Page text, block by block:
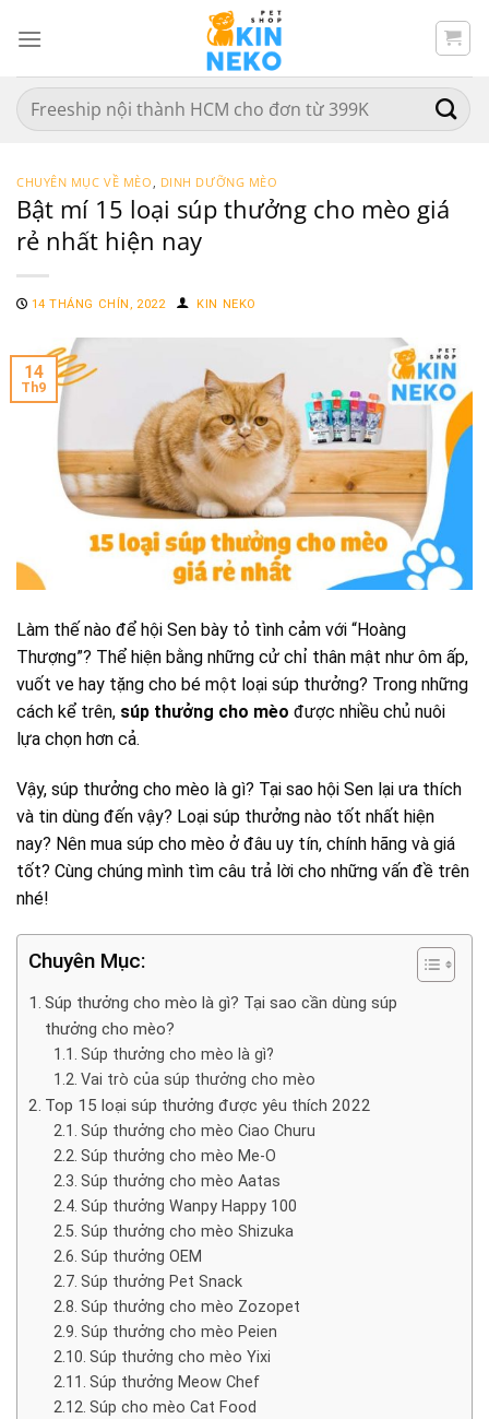
đến
dung
Search
for:
CHUYÊN MỤC VỀ MÈO DINH DƯỠNG MÈO
Bật mí 15 loại súp thưởng cho mèo giá
rẻ nhất hiện nay
14 THÁNG CHÍN, 2022 KIN NEKO
14
Th9
Làm thế nào để hội Sen bày tỏ tình cảm với “Hoàng
Thượng”? Thể hiện bằng những cử chỉ thân mật như ôm ấp,
vuốt ve hay tặng cho bé một loại súp thưởng? Trong những
cách kể trên, súp thưởng cho mèo được nhiều chủ nuôi
lựa chọn hơn cả.
Vậy, súp thưởng cho mèo là gì? Tại sao hội Sen lại ưa thích
và tin dùng đến vậy? Loại súp thưởng nào tốt nhất hiện
nay? Nên mua súp cho mèo ở đâu uy tín, chính hãng và giá
tốt? Cùng chúng mình tìm câu trả lời cho những vấn đề trên
nhé!
Chuyên Mục:
Súp thưởng cho mèo là gì? Tại sao cần dùng súp
thưởng cho mèo?
Súp thưởng cho mèo là gì?
Vai trò của súp thưởng cho mèo
Top 15 loại súp thưởng được yêu thích 2022
Súp thưởng cho mèo Ciao Churu
Súp thưởng cho mèo Me-O
Súp thưởng cho mèo Aatas
Súp thưởng Wanpy Happy 100
Súp thưởng cho mèo Shizuka
Súp thưởng OEM
Súp thưởng Pet Snack
Súp thưởng cho mèo Zozopet
Súp thưởng cho mèo Peien
Súp thưởng cho mèo Yixi
Súp thưởng Meow Chef
Súp cho mèo Cat Food